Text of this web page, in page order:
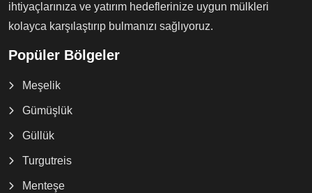
ihtiyaçlarınıza ve yatırım hedeflerinize uygun mülkleri
kolayca karşılaştırıp bulmanızı sağlıyoruz.
Popüler Bölgeler
Meşelik
Gümüşlük
Güllük
Turgutreis
Menteşe